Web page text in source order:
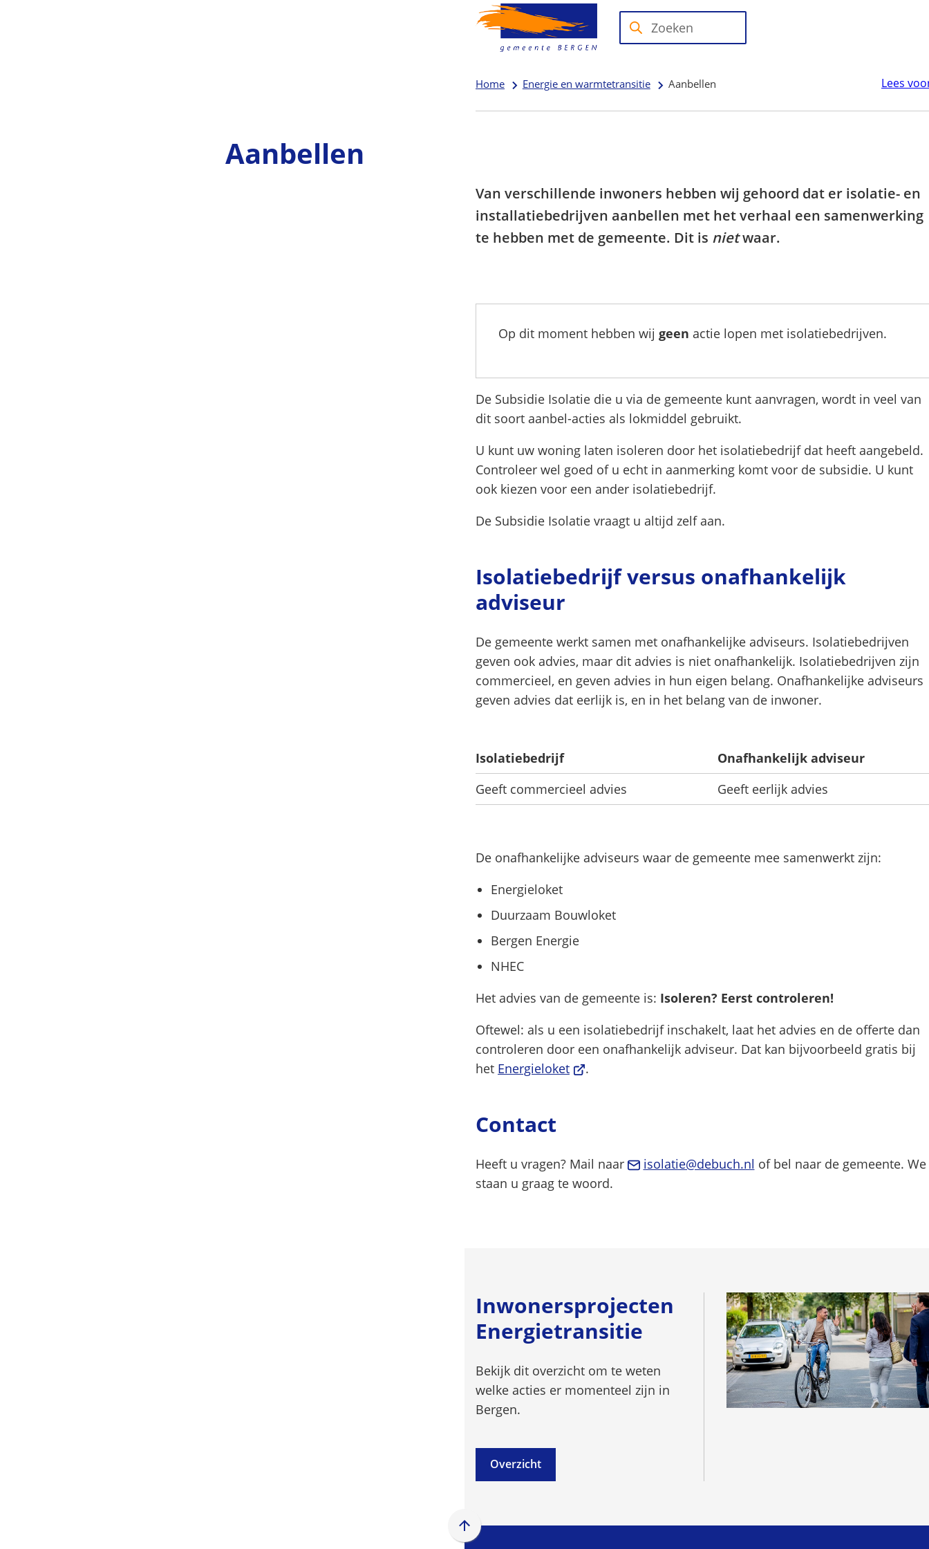
Zoeken
Wanneer
zijn
kun
door
pijl
omhoog
gebruiken.
Gebruik
om
een
waarde
selecteren.
Home Energie en warmtetransitie Aanbellen Lees
Aanbellen
Van verschillende inwoners hebben wij gehoord dat er isolatie- en
installatiebedrijven aanbellen met het verhaal een samenwerking
te hebben met de gemeente. Dit is nietwaar.
Op dit moment hebben wij geen actie lopen met isolatiebedrijven.
De Subsidie Isolatie die u via de gemeente kunt aanvragen, wordt in veel van
dit soort aanbel-acties als lokmiddel gebruikt.
U kunt uw woning laten isoleren door het isolatiebedrijf dat heeft aangebeld.
Controleer wel goed of u echt in aanmerking komt voor de subsidie. U kunt
ook kiezen voor een ander isolatiebedrijf.
De Subsidie Isolatie vraagt u altijd zelf aan.
Isolatiebedrijf versus onafhankelijk
adviseur
De gemeente werkt samen met onafhankelijke adviseurs. Isolatiebedrijven
geven ook advies, maar dit advies is niet onafhankelijk. Isolatiebedrijven zijn
commercieel, en geven advies in hun eigen belang. Onafhankelijke adviseurs
geven advies dat eerlijk is, en in het belang van de inwoner.
Isolatiebedrijf
Onafhankelijk adviseur
Geeft commercieel advies
Geeft eerlijk advies
De onafhankelijke adviseurs waar de gemeente mee samenwerkt zijn:
Energieloket
Duurzaam Bouwloket
Bergen Energie
NHEC
Het advies van de gemeente is: Isoleren? Eerst controleren!
Oftewel: als u een isolatiebedrijf inschakelt, laat het advies en de offerte dan
controleren door een onafhankelijk adviseur. Dat kan bijvoorbeeld gratis bij
het Energieloket(Verwijst
.
Contact
Heeft u vragen? Mail naar isolatie@debuch.nl (Verwijst
of bel naar de gemeente. We
staan u graag te woord.
Inwonersprojecten
Energietransitie
Bekijk dit overzicht om te weten
welke acties er momenteel zijn in
Bergen.
Overzicht
Scroll